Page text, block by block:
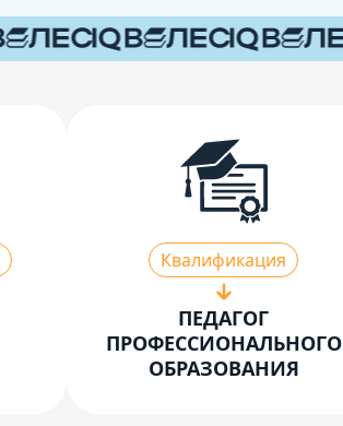
Квалификация
ПЕДАГОГ
ПРОФЕССИОНАЛЬНОГО
ОБРАЗОВАНИЯ